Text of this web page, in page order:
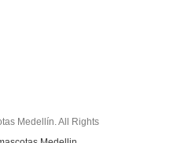
Medellín. All Rights